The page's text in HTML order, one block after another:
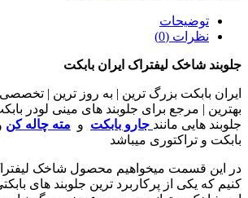
توضیحات
نظرات (0)
جلوبند شاخک لیفتراک ایران بابکت
ایران بابکت بزرگ ترین | به روز ترین |
بهترین | مرجع برای جلوبند های مینی لودر
جلوبند هایی مانند جارو بابکت و مته چاله کن
بابکت و تراکتوری میباشد
در این قسمت میخواهیم محصول شاخک
کنیم که یکی از پرکاربرد ترین جلوبند های